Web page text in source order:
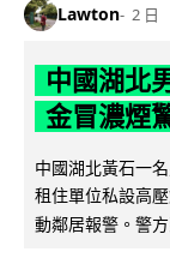
Lawton 2 日
中國湖北
金冒濃煙
中國湖北黃石一
租住單位私設高
動鄰居報警。警